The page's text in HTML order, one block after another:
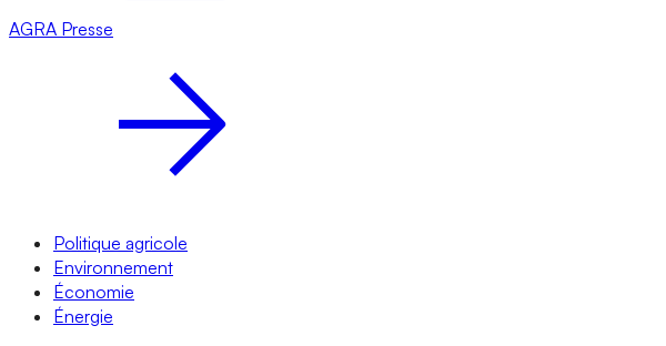
AGRA Presse
Politique agricole
Environnement
Économie
Énergie